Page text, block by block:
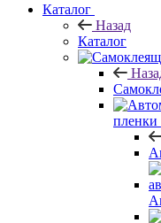
Каталог
Назад
Каталог
пленки